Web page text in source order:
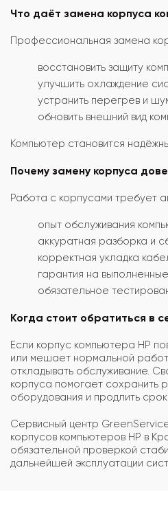
Что даёт замена корпуса
Профессиональная замена
восстановить защиту
улучшить охлаждение
устранить перегрев и
обновить внешний вид
Компьютер становится
Почему замену корпуса
Работа с корпусами требует
опыт обслуживания
аккуратная разборка и
корректная укладка
гарантия на
обязательное
Когда стоит обратиться в
Если корпус компьютера HP
или мешает нормальной
откладывать обслуживание.
корпуса помогает сохранить
оборудования и продлить
Сервисный центр
корпусов компьютеров HP в
обязательной проверкой
дальнейшей эксплуатации